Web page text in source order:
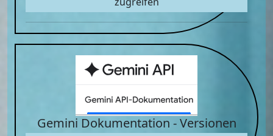
Gemini Dokumentation - Versionen